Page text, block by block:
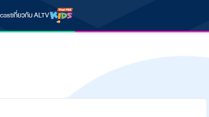
เกี่ยวกับ ALTV